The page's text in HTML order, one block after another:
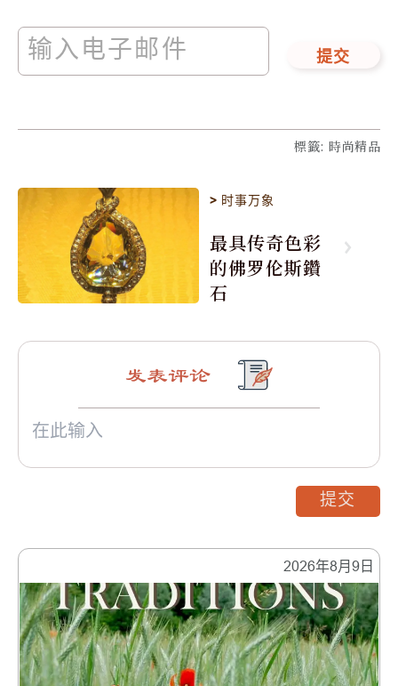
提交
標籤: 時尚精品
> 时事万象
最具传奇色彩
的佛罗伦斯鑽
石
2026年8月9日
发表评论
提交